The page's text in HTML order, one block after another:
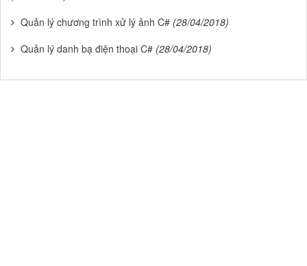
Quản lý chương trình xử lý ảnh C# (28/04/2018)
Quản lý danh bạ điện thoại C# (28/04/2018)